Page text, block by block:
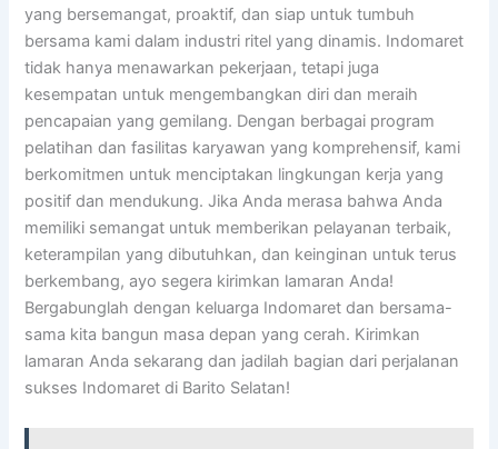
yang bersemangat, proaktif, dan siap untuk tumbuh
bersama kami dalam industri ritel yang dinamis. Indomaret
tidak hanya menawarkan pekerjaan, tetapi juga
kesempatan untuk mengembangkan diri dan meraih
pencapaian yang gemilang. Dengan berbagai program
pelatihan dan fasilitas karyawan yang komprehensif, kami
berkomitmen untuk menciptakan lingkungan kerja yang
positif dan mendukung. Jika Anda merasa bahwa Anda
memiliki semangat untuk memberikan pelayanan terbaik,
keterampilan yang dibutuhkan, dan keinginan untuk terus
berkembang, ayo segera kirimkan lamaran Anda!
Bergabunglah dengan keluarga Indomaret dan bersama-
sama kita bangun masa depan yang cerah. Kirimkan
lamaran Anda sekarang dan jadilah bagian dari perjalanan
sukses Indomaret di Barito Selatan!